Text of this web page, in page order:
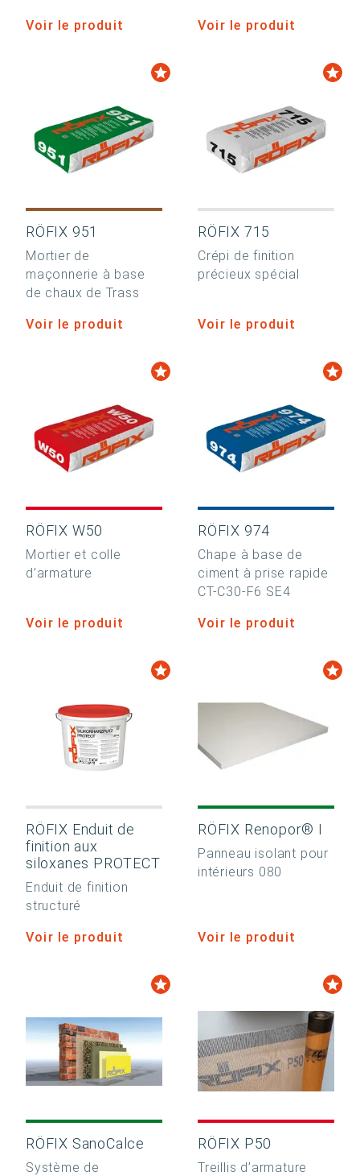
Voir le produit Voir le produit
RÖFIX 951
Mortier de
maçonnerie à base
de chaux de Trass
Voir le produit
RÖFIX 715
Crépi de finition
précieux spécial
Voir le produit
RÖFIX W50
Mortier et colle
d’armature
Voir le produit
RÖFIX 974
Chape à base de
ciment à prise rapide
CT-C30-F6 SE4
Voir le produit
RÖFIX Enduit de
finition aux
siloxanes PROTECT
Enduit de finition
structuré
Voir le produit
RÖFIX Renopor® I
Panneau isolant pour
intérieurs 080
Voir le produit
RÖFIX SanoCalce
Système de
RÖFIX P50
Treillis d’armature